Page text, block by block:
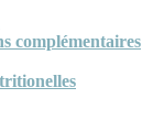
complémentaires